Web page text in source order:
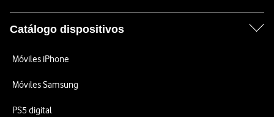
Catálogo dispositivos
Móviles iPhone
Móviles Samsung
PS5 digital